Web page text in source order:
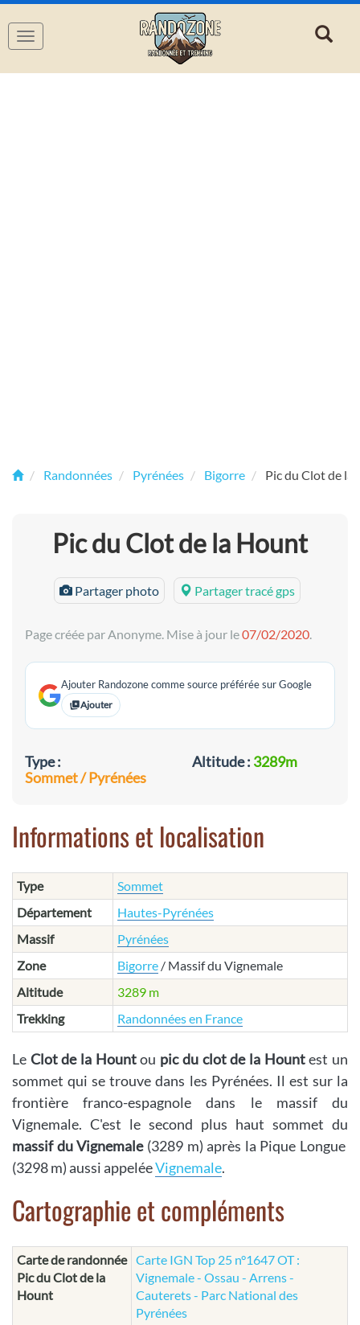
Navigation
Randonnées Pyrénées Bigorre Pic du Clot de la
Pic du Clot de la Hount
Partager photo Partager tracé gps
Page créée par Anonyme. Mise à jour le07/02/2020.
Ajouter Randozone comme source préférée sur Google
Ajouter
Type :
Sommet / Pyrénées
Altitude : 3289m
Informations et localisation
Type
Sommet
Département
Hautes-Pyrénées
Massif
Pyrénées
Zone
Bigorre / Massif du Vignemale
Altitude
3289 m
Trekking
Randonnées en France
Le Clot de la Hountou pic du clot de la Hountest un
sommet qui se trouve dans les Pyrénées. Il est sur la
frontière franco-espagnole dans le massif du
Vignemale. C'est le second plus haut sommet du
massif du Vignemale(3289 m) après la Pique Longue
(3298 m) aussi appeléeVignemale.
Cartographie et compléments
Carte de randonnée
Pic du Clot de la
Hount
Carte IGN Top 25 n°1647 OT :
Vignemale - Ossau - Arrens -
Cauterets - Parc National des
Pyrénées